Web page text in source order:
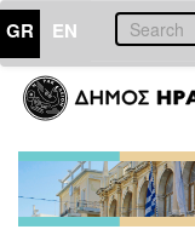
GR EN
ΔΗΜΟΣ
Δελτία
Τύπου
Αρχείο